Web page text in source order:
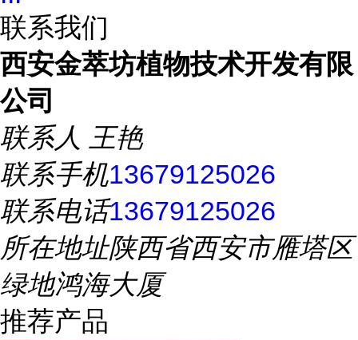
联系我们
西安金萃坊植物技术开发有限
公司
联系人 王艳
联系手机13679125026
联系电话13679125026
所在地址陕西省西安市雁塔区
绿地鸿海大厦
推荐产品